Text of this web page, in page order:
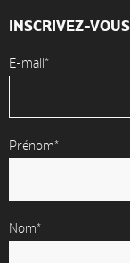
INSCRIVEZ-
E-mail*
Prénom*
Nom*